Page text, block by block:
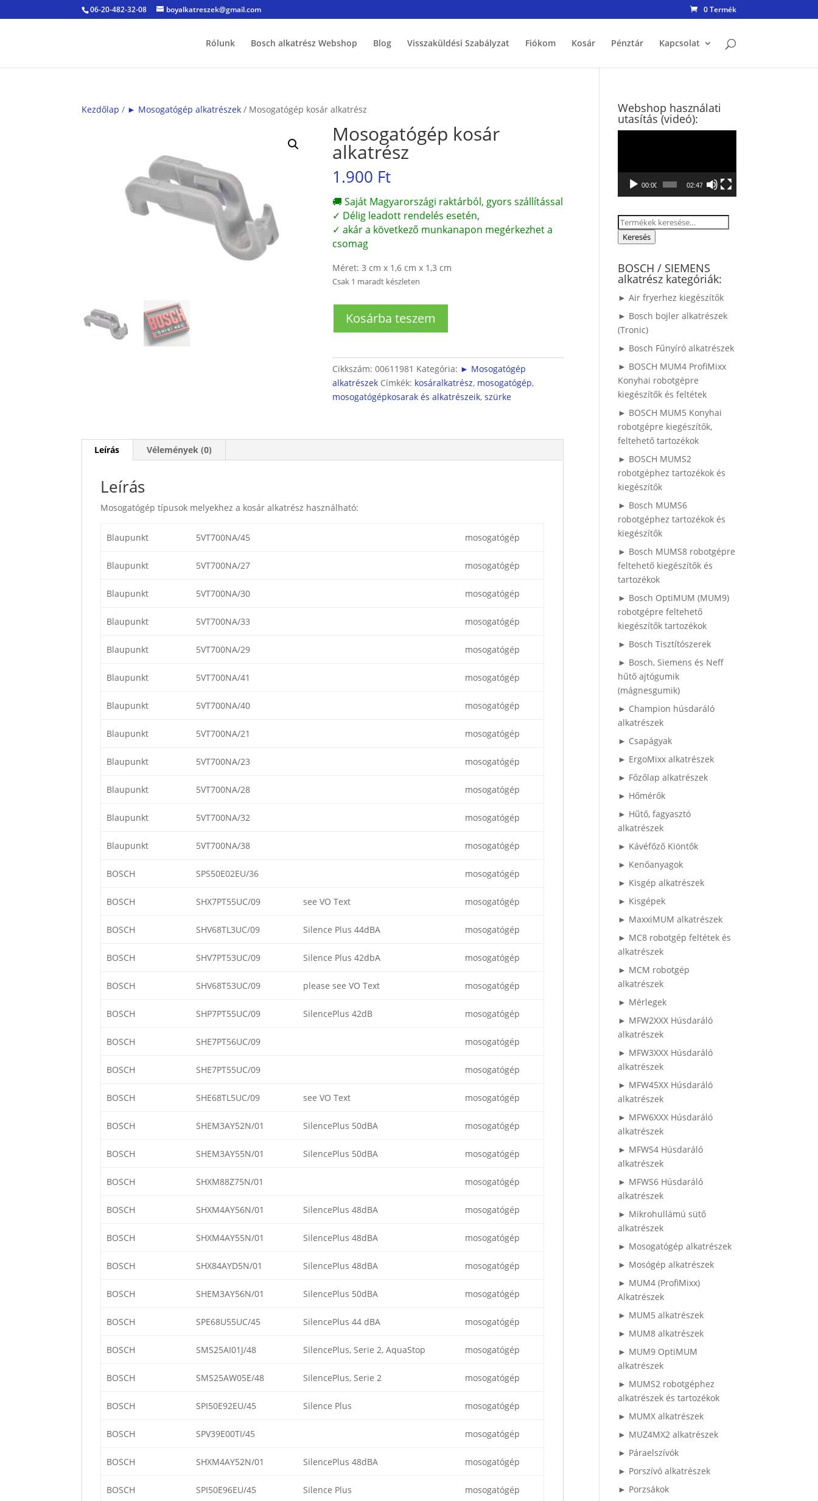
06-20-482-32-08 boyalkatreszek@gmail.com 0 Termék
Rólunk Bosch alkatrész Webshop Blog Visszaküldési Szabályzat Fiókom Kosár Pénztár Kapcsolat
Kezdőlap / ► Mosogatógép alkatrészek / Mosogatógép kosár alkatrész
Mosogatógép kosár
alkatrész
1.900 Ft
🚚 Saját Magyarországi raktárból, gyors szállítással
✓ Délig leadott rendelés esetén,
✓ akár a következő munkanapon megérkezhet a
csomag
Méret: 3 cm x 1,6 cm x 1,3 cm
Csak 1 maradt készleten
kosárKosárba teszem
Cikkszám:00611981 Kategória: ► Mosogatógép
alkatrészek Címkék: kosáralkatrész, mosogatógép,
mosogatógépkosarak és alkatrészeik,szürke
Leírás Vélemények (0)
Leírás
Mosogatógép típusok melyekhez a kosár alkatrész használható:
Blaupunkt 5VT700NA/45 mosogatógép
Blaupunkt 5VT700NA/27 mosogatógép
Blaupunkt 5VT700NA/30 mosogatógép
Blaupunkt 5VT700NA/33 mosogatógép
Blaupunkt 5VT700NA/29 mosogatógép
Blaupunkt 5VT700NA/41 mosogatógép
Blaupunkt 5VT700NA/40 mosogatógép
Blaupunkt 5VT700NA/21 mosogatógép
Blaupunkt 5VT700NA/23 mosogatógép
Blaupunkt 5VT700NA/28 mosogatógép
Blaupunkt 5VT700NA/32 mosogatógép
Blaupunkt 5VT700NA/38 mosogatógép
BOSCH SPS50E02EU/36 mosogatógép
BOSCH SHX7PT55UC/09 see VO Text mosogatógép
BOSCH SHV68TL3UC/09 Silence Plus 44dBA mosogatógép
BOSCH SHV7PT53UC/09 Silence Plus 42dbA mosogatógép
BOSCH SHV68T53UC/09 please see VO Text mosogatógép
BOSCH SHP7PT55UC/09 SilencePlus 42dB mosogatógép
BOSCH SHE7PT56UC/09 mosogatógép
BOSCH SHE7PT55UC/09 mosogatógép
BOSCH SHE68TL5UC/09 see VO Text mosogatógép
BOSCH SHEM3AY52N/01 SilencePlus 50dBA mosogatógép
BOSCH SHEM3AY55N/01 SilencePlus 50dBA mosogatógép
BOSCH SHXM88Z75N/01 mosogatógép
BOSCH SHXM4AY56N/01 SilencePlus 48dBA mosogatógép
BOSCH SHXM4AY55N/01 SilencePlus 48dBA mosogatógép
BOSCH SHX84AYD5N/01 SilencePlus 48dBA mosogatógép
BOSCH SHEM3AY56N/01 SilencePlus 50dBA mosogatógép
BOSCH SPE68U55UC/45 SilencePlus 44 dBA mosogatógép
BOSCH SMS25AI01J/48 SilencePlus, Serie 2, AquaStop mosogatógép
BOSCH SMS25AW05E/48 SilencePlus, Serie 2 mosogatógép
BOSCH SPI50E92EU/45 Silence Plus mosogatógép
BOSCH SPV39E00TI/45 mosogatógép
BOSCH SHXM4AY52N/01 SilencePlus 48dBA mosogatógép
BOSCH SPI50E96EU/45 Silence Plus mosogatógép
Webshop használati
utasítás (videó):
00:00 02:47
Keresés
Keresés
BOSCH / SIEMENS
alkatrész kategóriák:
► Air fryerhez kiegészítők
► Bosch bojler alkatrészek
(Tronic)
► Bosch Fűnyíró alkatrészek
► BOSCH MUM4 ProfiMixx
Konyhai robotgépre
kiegészítők és feltétek
► BOSCH MUM5 Konyhai
robotgépre kiegészítők,
feltehető tartozékok
► BOSCH MUMS2
robotgéphez tartozékok és
kiegészítők
► Bosch MUMS6
robotgéphez tartozékok és
kiegészítők
► Bosch MUMS8 robotgépre
feltehető kiegészítők és
tartozékok
► Bosch OptiMUM (MUM9)
robotgépre feltehető
kiegészítők tartozékok
► Bosch Tisztítószerek
► Bosch, Siemens és Neff
hűtő ajtógumik
(mágnesgumik)
► Champion húsdaráló
alkatrészek
► Csapágyak
► ErgoMixx alkatrészek
► Főzőlap alkatrészek
► Hőmérők
► Hűtő, fagyasztó
alkatrészek
► Kávéfőző Kiöntők
► Kenőanyagok
► Kisgép alkatrészek
► Kisgépek
► MaxxiMUM alkatrészek
► MC8 robotgép feltétek és
alkatrészek
► MCM robotgép
alkatrészek
► Mérlegek
► MFW2XXX Húsdaráló
alkatrészek
► MFW3XXX Húsdaráló
alkatrészek
► MFW45XX Húsdaráló
alkatrészek
► MFW6XXX Húsdaráló
alkatrészek
► MFWS4 Húsdaráló
alkatrészek
► MFWS6 Húsdaráló
alkatrészek
► Mikrohullámú sütő
alkatrészek
► Mosogatógép alkatrészek
► Mosógép alkatrészek
► MUM4 (ProfiMixx)
Alkatrészek
► MUM5 alkatrészek
► MUM8 alkatrészek
► MUM9 OptiMUM
alkatrészek
► MUMS2 robotgéphez
alkatrészek és tartozékok
► MUMX alkatrészek
► MUZ4MX2 alkatrészek
► Páraelszívók
► Porszívó alkatrészek
► Porzsákok